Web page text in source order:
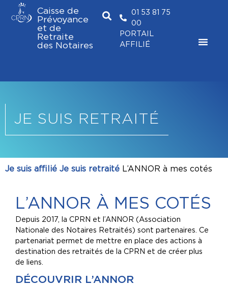
Caisse de
Prévoyance
et de
Retraite
des Notaires
01 53 81 75
00
PORTAIL
AFFILIÉ
JE SUIS RETRAITÉ
Je suis affilié Je suis retraité L’ANNOR à mes cotés
L’ANNOR À MES COTÉS
Depuis 2017, la CPRN et l’ANNOR (Association
Nationale des Notaires Retraités) sont partenaires. Ce
partenariat permet de mettre en place des actions à
destination des retraités de la CPRN et de créer plus
de liens.
DÉCOUVRIR L’ANNOR